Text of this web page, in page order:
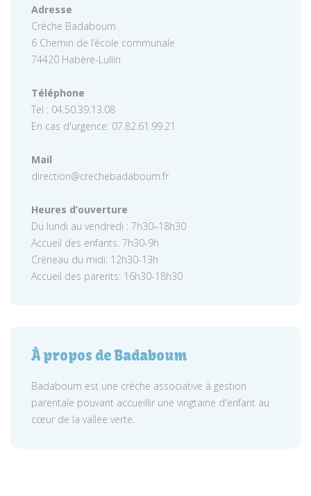
Adresse
Crèche Badaboum
6 Chemin de l’école communale
74420 Habère-Lullin
Téléphone
Tel : 04.50.39.13.08
En cas d'urgence: 07.82.61.99.21
Mail
direction@crechebadaboum.fr
Heures d’ouverture
Du lundi au vendredi : 7h30–18h30
Accueil des enfants: 7h30-9h
Créneau du midi: 12h30-13h
Accueil des parents: 16h30-18h30
À propos de Badaboum
Badaboum est une crèche associative à gestion
parentale pouvant accueillir une vingtaine d'enfant au
cœur de la vallée verte.